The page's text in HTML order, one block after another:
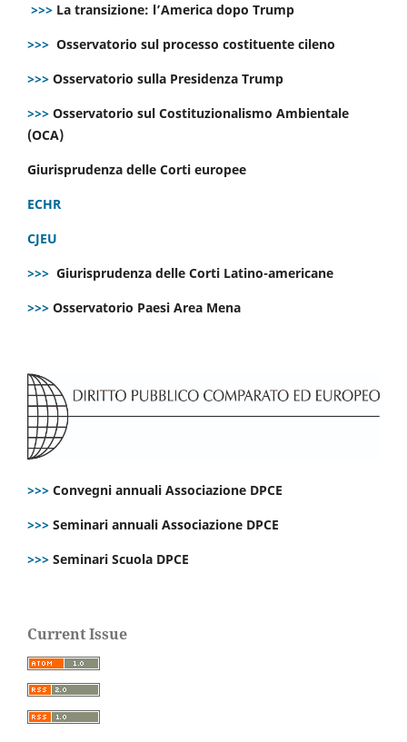
>>> La transizione: l’America dopo Trump
>>> Osservatorio sul processo costituente cileno
>>> Osservatorio sulla Presidenza Trump
>>> Osservatorio sul Costituzionalismo Ambientale
(OCA)
Giurisprudenza delle Corti europee
ECHR
CJEU
>>> Giurisprudenza delle Corti Latino-americane
>>> Osservatorio Paesi Area Mena
>>> Convegni annuali Associazione DPCE
>>> Seminari annuali Associazione DPCE
>>> Seminari Scuola DPCE
Current Issue